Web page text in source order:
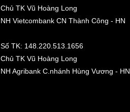
Chủ TK Vũ Hoàng Long
NH Vietcombank CN Thành Công - HN
Số TK: 148.220.513.1656
Chủ TK Vũ Hoàng Long
NH Agribank C.nhánh Hùng Vương - HN